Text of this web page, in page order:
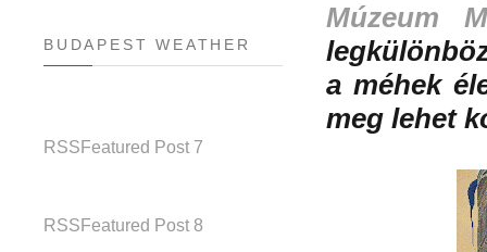
Múzeum
a méhek
meg lehet
BUDAPEST WEATHER
RSS Featured Post 7
RSS Featured Post 8